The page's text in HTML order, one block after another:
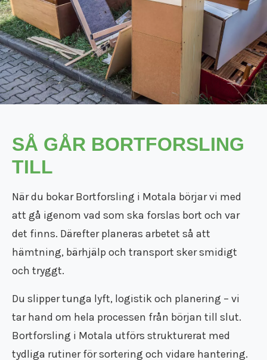
Flyttfirma Nora
Flyttfirma Norberg
Flyttfirma Norge
Flyttfirma Nykvarn
Flyttfirma Nynäshamn
Flyttfirma Nässjö
Flyttfirma Oxelösund
Flyttfirma Sala
Flyttfirma Skinnskatteberg
Flyttfirma Skänninge
Flyttfirma Sverige
Flyttfirma Tranås
Flyttfirma Trosa
Flyttfirma Tumba
Flyttfirma Tyresö
Flyttfirma utomlands
Flyttfirma Vingåker
Flyttfirma Ydre
Flyttfirma Åland
Flyttfirma Åtvidaberg
SÅ GÅR BORTFORSLING
TILL
När du bokar Bortforsling i Motala börjar vi med
att gå igenom vad som ska forslas bort och var
det finns. Därefter planeras arbetet så att
hämtning, bärhjälp och transport sker smidigt
och tryggt.
Du slipper tunga lyft, logistik och planering – vi
tar hand om hela processen från början till slut.
Bortforsling i Motala utförs strukturerat med
tydliga rutiner för sortering och vidare hantering.